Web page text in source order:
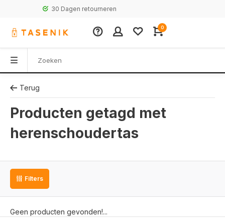
30 Dagen retourneren
0
Terug
Producten getagd met
herenschoudertas
Filters
Geen producten gevonden!...